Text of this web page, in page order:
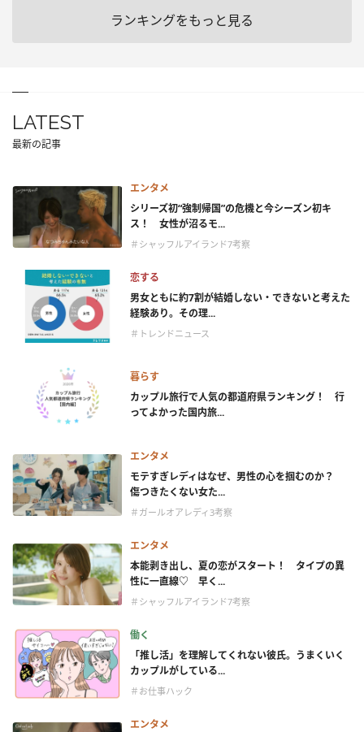
ランキングをもっと見る
LATEST
最新の記事
エンタメ
シリーズ初“強制帰国”の危機と今シーズン初キ
ス！ 女性が沼るモ...
＃シャッフルアイランド7考察
恋する
男女ともに約7割が結婚しない・できないと考えた
経験あり。その理...
＃トレンドニュース
暮らす
カップル旅行で人気の都道府県ランキング！ 行
ってよかった国内旅...
エンタメ
モテすぎレディはなぜ、男性の心を掴むのか？
傷つきたくない女た...
＃ガールオアレディ3考察
エンタメ
本能剥き出し、夏の恋がスタート！ タイプの異
性に一直線♡ 早く...
＃シャッフルアイランド7考察
働く
「推し活」を理解してくれない彼氏。うまくいく
カップルがしている...
＃お仕事ハック
エンタメ